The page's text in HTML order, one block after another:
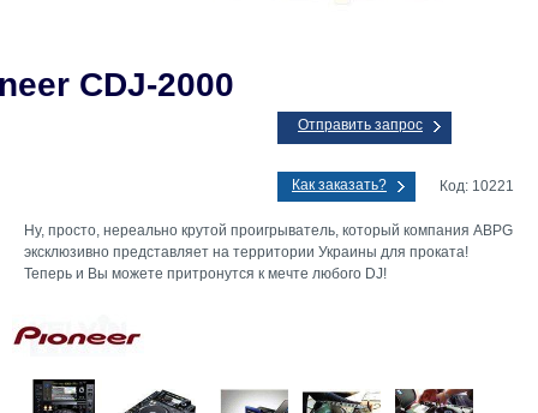
CDJ-2000
Отправить запрос
Как заказать? Код: 10221
Ну, просто, нереально крутой проигрыватель, который компания ABPG
эксклюзивно представляет на территории Украины для проката!
Теперь и Вы можете притронутся к мечте любого DJ!